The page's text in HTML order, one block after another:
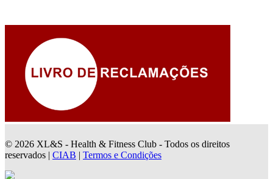
© 2026 XL&S - Health & Fitness Club - Todos os direitos
reservados | CIAB | Termos e Condições